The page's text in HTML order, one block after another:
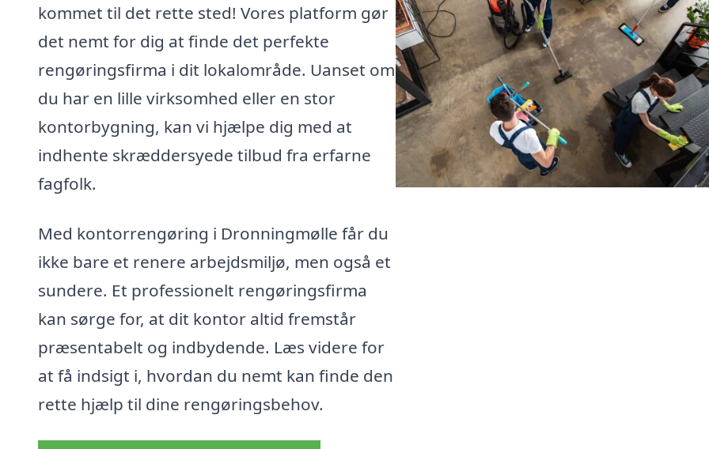
kommet til det rette sted! Vores platform gør
det nemt for dig at finde det perfekte
rengøringsfirma i dit lokalområde. Uanset om
du har en lille virksomhed eller en stor
kontorbygning, kan vi hjælpe dig med at
indhente skræddersyede tilbud fra erfarne
fagfolk.
Med kontorrengøring i Dronningmølle får du
ikke bare et renere arbejdsmiljø, men også et
sundere. Et professionelt rengøringsfirma
kan sørge for, at dit kontor altid fremstår
præsentabelt og indbydende. Læs videre for
at få indsigt i, hvordan du nemt kan finde den
rette hjælp til dine rengøringsbehov.